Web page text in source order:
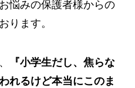
悩みの保護者様からの
ります。
『小学生だし、焦らな
れるけど本当にこのま